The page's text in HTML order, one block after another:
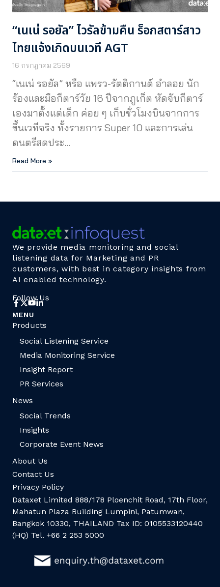
“เนเน่ รอยัล” ไวรัลข้ามคืน ร็อกสตาร์สาว
ไทยแจ้งเกิดบนเวที AGT
16 กรกฎาคม 2569
“เนเน่ รอยัล” หรือ แพรว-รัตติกานต์ อำลอย นัก
ร้องและมือกีตาร์วัย 16 ปีจากภูเก็ต หัดจับกีตาร์
เองมาตั้งแต่เด็ก ค่อย ๆ เก็บชั่วโมงบินจากการ
ขึ้นเวทีจริง ทั้งรายการ Super 10 และการเล่น
ดนตรีสดประ…
Read More »
We provide media monitoring and social
listening data for Marketing and PR
customers, with best in category insights from
AI enabled technology.
Follow Us
MENU
Products
Social Listening Service
Media Monitoring Service
Insight Report
PR Services
News
Social Trends
Insights
Corporate Event News
About Us
Contact Us
Privacy Policy
Dataxet Limited 888/178 Ploenchit Road, 17th Floor,
Mahatun Plaza Building Lumpini, Patumwan,
Bangkok 10330, THAILAND Tax ID: 0105533120440
(HQ) Tel. +66 2 253 5000